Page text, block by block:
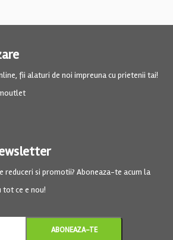
fii alaturi de noi impreuna cu prietenii tai!
reduceri si promotii? Aboneaza-te acum la
ce e nou!